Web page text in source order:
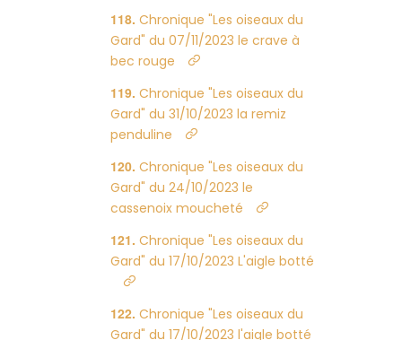
Chronique "Les oiseaux du
Gard" du 07/11/2023 le crave à
bec rouge
Chronique "Les oiseaux du
Gard" du 31/10/2023 la remiz
penduline
Chronique "Les oiseaux du
Gard" du 24/10/2023 le
cassenoix moucheté
Chronique "Les oiseaux du
Gard" du 17/10/2023 L'aigle botté
Chronique "Les oiseaux du
Gard" du 17/10/2023 l'aigle botté